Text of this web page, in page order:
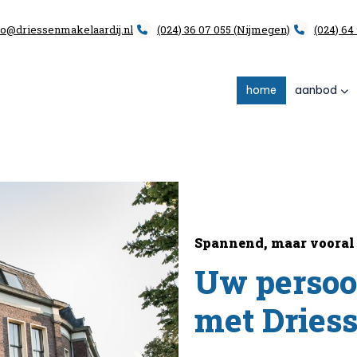
(024) 36 07 055 (Nijmegen) (024)
home aanbod
Spannend, maar
Uw
met